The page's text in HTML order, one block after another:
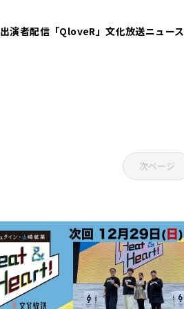
出演者配信「QloveR」文化放送ニュース
次ページ